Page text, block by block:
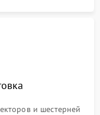
и шестерней